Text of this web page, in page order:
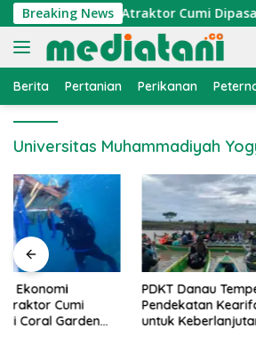
Langsung
ke
konten
Breaking News
Nelayan, Atraktor Cumi Dipasang
Berita Pertanian Perikanan
Universitas Muhammadiyah
PDKT Danau Tempe :
Pendekatan Kearifan Lokal
untuk Keberlanjutan Sumber
Cara
PMK
Alami